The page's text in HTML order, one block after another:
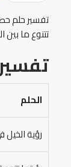
تفسير حلم
تتنوع ما بين
الحلم
رؤية الخيل